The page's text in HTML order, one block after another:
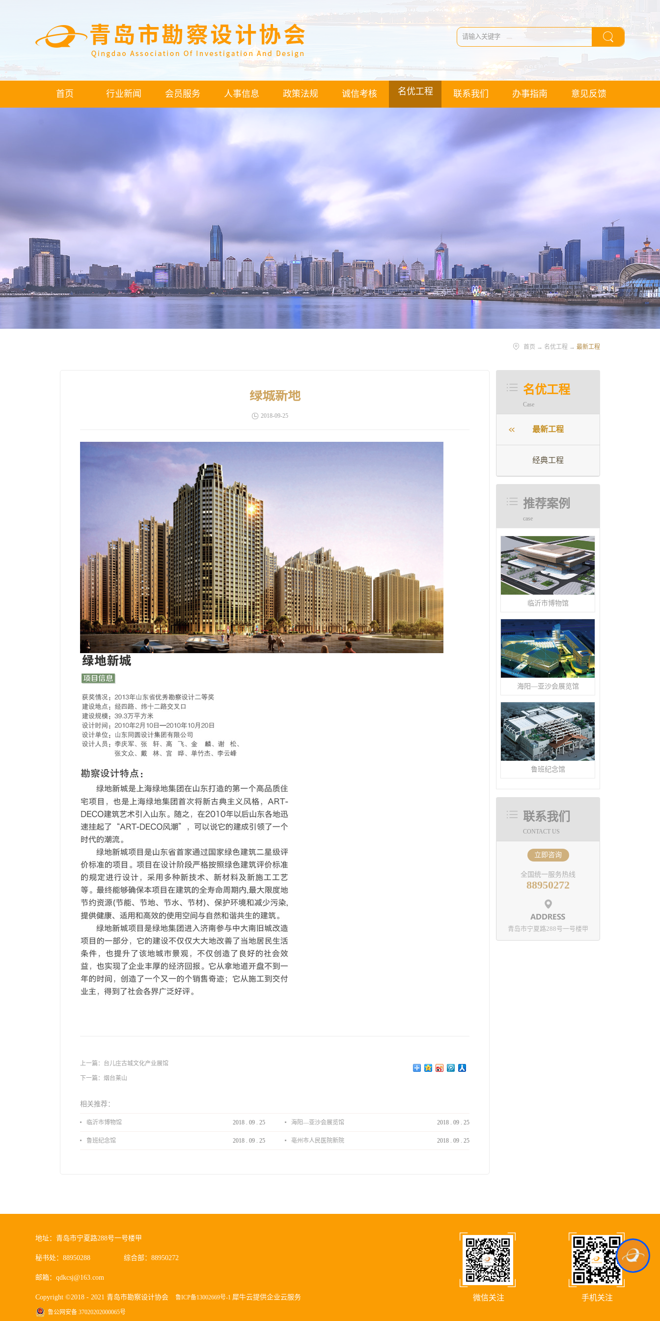
首页 行业新闻 会员服务 人事信息 政策法规 诚信考核 名优工程 联系我们 办事指南 意见反馈
首页 → 名优工程 → 最新工程
名优工程
Case
最新工程
经典工程
推荐案例
case
临沂市博物馆
海阳—亚沙会展览馆
鲁班纪念馆
联系我们
CONTACT US
立即咨询
全国统一服务热线
88950272
青岛市宁夏路288号一号楼甲
绿城新地
2018-09-25
上一篇： 台儿庄古城文化产业展馆
下一篇： 烟台莱山
相关推荐：
临沂市博物馆 2018 . 09 . 25 海阳—亚沙会展览馆 2018 . 09 . 25
鲁班纪念馆 2018 . 09 . 25 亳州市人民医院新院 2018 . 09 . 25
微信关注 手机关注
地址：青岛市宁夏路288号一号楼甲
秘书处：88950288 综合部：88950272
邮箱：qdkcsj@163.com
Copyright ©2018 - 2021 青岛市勘察设计协会 鲁ICP备13002669号-1 犀牛云提供企业云服务
鲁公网安备 37020202000065号
Kcs.Ai